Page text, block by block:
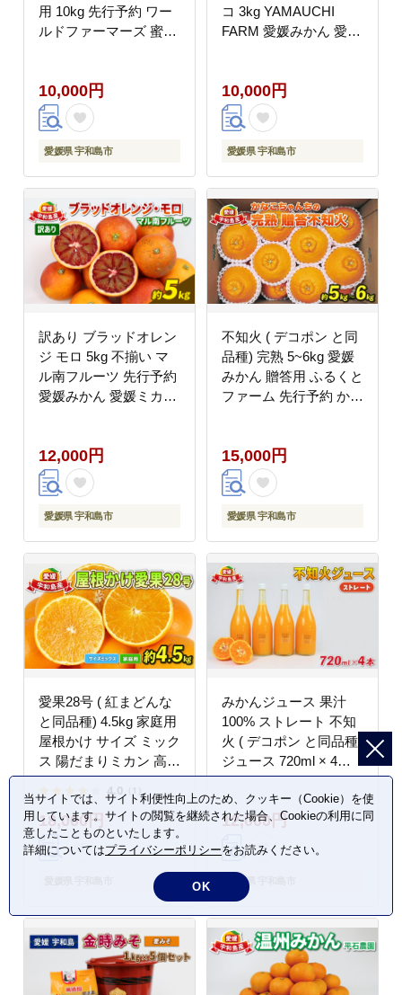
用 10kg 先行予約 ワー
ルドファーマーズ 蜜柑
定 国産 宇和島 B010-
024015
10,000円
愛媛県 宇和島市
コ 3kg YAMAUCHI
FARM 愛媛みかん 愛媛
果物 フルーツ 柑橘 濃
厚 甘い 甘味 蜜柑 産地
直送 農家直送 数量限定
国産 愛媛 宇和島 B010-
10,000円
愛媛県 宇和島市
訳あり ブラッドオレン
ジ モロ 5kg 不揃い マ
ル南フルーツ 先行予約
愛媛みかん 愛媛ミカン
ラッド オレンジ 希少
品種 フルーツ 柑橘 み
かん 産地直送 農家直送
数量限定 国産 愛媛 宇
12,000円
愛媛県 宇和島市
不知火 ( デコポン と同
品種) 完熟 5~6kg 愛媛
みかん 贈答用 ふるくと
ファーム 先行予約 かな
柑橘 かんきつ みかん
蜜柑 mikan 愛媛ミカン
愛媛蜜柑 愛媛みかん 農
家直送 産地直送 数量限
B015-037002
15,000円
愛媛県 宇和島市
愛果28号 ( 紅まどんな
と同品種) 4.5kg 家庭用
屋根かけ サイズ ミック
ス 陽だまりミカン 高級
ブランド オリジナル 限
定 品種 甘い ゼリー プ
ルプル 果物 くだもの
フルーツ 柑橘 蜜柑 み
かん mikan あいか 農家
直送 産地直送 数量限定
国産 愛媛 宇和島 B018-
050004
4.0 （1）
18,000円
みかんジュース 果汁
100% ストレート 不知
火 ( デコポン と同品種)
ジュース 720ml × 4本
誉農園 ジュース 飲料
柑橘 みかん 蜜柑 しら
ぬい ストレートジュー
くだもの mikan 愛媛み
かん 愛媛蜜柑 フルーツ
数量限定 国産 愛媛 宇
和島 H012-138003
12,000円
愛媛県 宇和島市
当サイトでは、サイト利便性向上のため、クッキー（Cookie）を使
用しています。サイトの閲覧を継続された場合、Cookieの利用に同
意したことものといたします。
詳細についてはプライバシーポリシーをお読みください。
OK